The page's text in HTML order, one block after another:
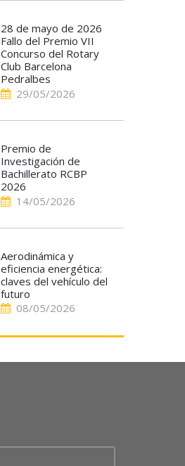
28 de mayo de 2026
Fallo del Premio VII
Concurso del Rotary
Club Barcelona
Pedralbes
29/05/2026
Premio de
Investigación de
Bachillerato RCBP
2026
14/05/2026
Aerodinámica y
eficiencia energética:
claves del vehículo del
futuro
08/05/2026